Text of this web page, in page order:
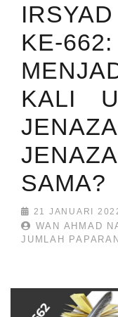
KE-
KALI
SAMA?
21 JANUARI
WAN AHMAD
JUMLAH